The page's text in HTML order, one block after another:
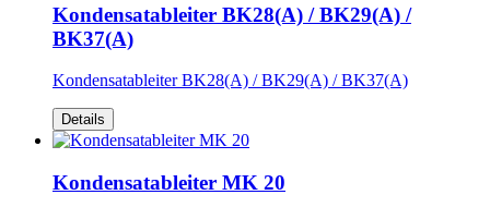
Kondensatableiter BK28(A) / BK29(A) /
BK37(A)
Kondensatableiter BK28(A) / BK29(A) / BK37(A)
Details
Kondensatableiter MK 20